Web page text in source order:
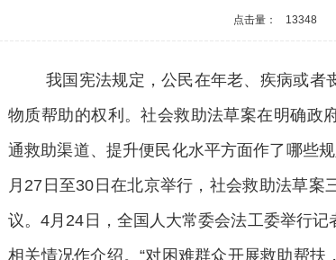
点击量： 13348
我国宪法规定，公民在年老、疾病或者
物质帮助的权利。社会救助法草案在明确政
通救助渠道、提升便民化水平方面作了哪些
月27日至30日在北京举行，社会救助法草
议。4月24日，全国人大常委会法工委举行
相关情况作介绍。“对困难群众开展救助帮